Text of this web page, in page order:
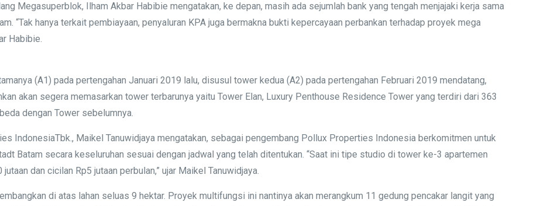
Megasuperblok, Ilham Akbar Habibie mengatakan, ke depan, masih ada sejumlah bank yang tengah menjajaki kerja sama
“Tak hanya terkait pembiayaan, penyaluran KPA juga bermakna bukti kepercayaan perbankan terhadap proyek mega
Habibie.
(A1) pada pertengahan Januari 2019 lalu, disusul tower kedua (A2) pada pertengahan Februari 2019 mendatang,
akan segera memasarkan tower terbarunya yaitu Tower Elan, Luxury Penthouse Residence Tower yang terdiri dari 363
dengan Tower sebelumnya.
IndonesiaTbk., Maikel Tanuwidjaya mengatakan, sebagai pengembang Pollux Properties Indonesia berkomitmen untuk
Batam secara keseluruhan sesuai dengan jadwal yang telah ditentukan. “Saat ini tipe studio di tower ke-3 apartemen
dan cicilan Rp5 jutaan perbulan,” ujar Maikel Tanuwidjaya.
di atas lahan seluas 9 hektar. Proyek multifungsi ini nantinya akan merangkum 11 gedung pencakar langit yang